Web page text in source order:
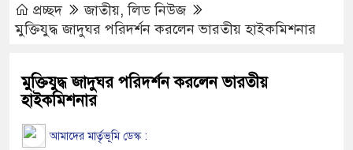
প্রচ্ছদ জাতীয়,লিড নিউজ
মুক্তিযুদ্ধ জাদুঘর পরিদর্শন করলেন ভারতীয় হাইকমিশনার
মুক্তিযুদ্ধ জাদুঘর পরিদর্শন করলেন ভারতীয়
হাইকমিশনার
আমাদের মার্তৃভূমি ডেস্ক :